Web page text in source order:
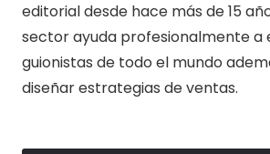
editorial desde hace más de 15
sector ayuda profesionalmente a
guionistas de todo el mundo
diseñar estrategias de ventas.